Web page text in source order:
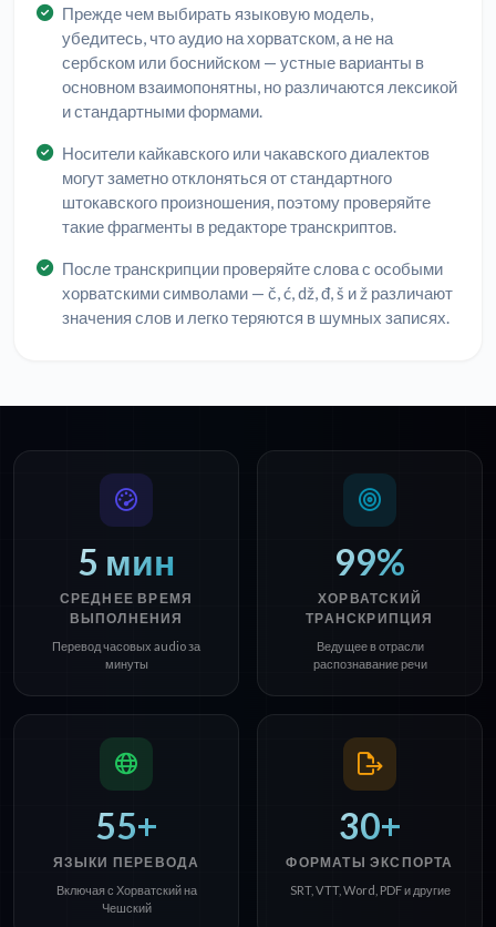
Прежде чем выбирать языковую модель,
убедитесь, что аудио на хорватском, а не на
сербском или боснийском — устные варианты в
основном взаимопонятны, но различаются лексикой
и стандартными формами.
Носители кайкавского или чакавского диалектов
могут заметно отклоняться от стандартного
штокавского произношения, поэтому проверяйте
такие фрагменты в редакторе транскриптов.
После транскрипции проверяйте слова с особыми
хорватскими символами — č, ć, dž, đ, š и ž различают
значения слов и легко теряются в шумных записях.
5 мин
СРЕДНЕЕ ВРЕМЯ
ВЫПОЛНЕНИЯ
Перевод часовых audio за
минуты
99%
ХОРВАТСКИЙ
ТРАНСКРИПЦИЯ
Ведущее в отрасли
распознавание речи
55+
ЯЗЫКИ ПЕРЕВОДА
Включая с Хорватский на
Чешский
30+
ФОРМАТЫ ЭКСПОРТА
SRT, VTT, Word, PDF и другие